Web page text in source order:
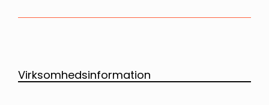
Virksomhedsinformation